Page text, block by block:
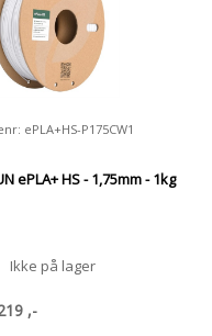
ePLA+HS-P175CW1
ePLA+ HS - 1,75mm - 1kg
Ikke på lager
,-